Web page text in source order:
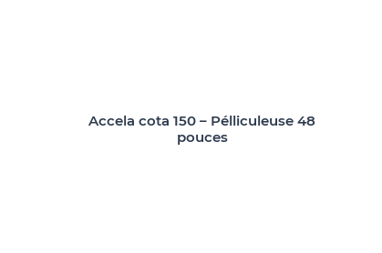
Accela cota 150 – Pélliculeuse 48
pouces